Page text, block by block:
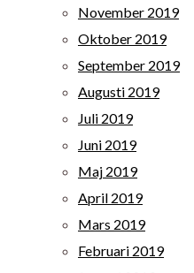
November 2019
Oktober 2019
September 2019
Augusti 2019
Juli 2019
Juni 2019
Maj 2019
April 2019
Mars 2019
Februari 2019